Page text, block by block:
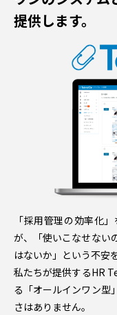
提供します。
「採用管理の効率化
が、「使いこなせない
はないか」という不安
私たちが提供するHR
る「オールインワン型
さはありません。